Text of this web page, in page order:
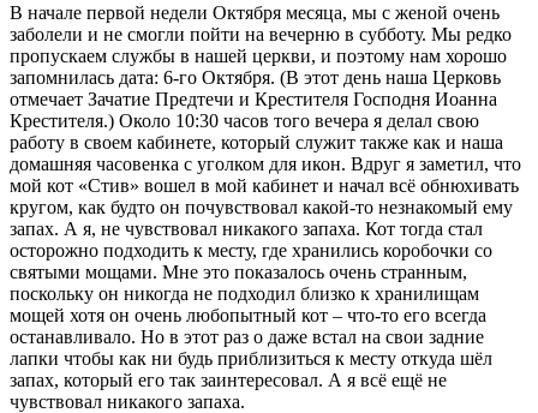
В начале первой недели Октября месяца, мы с женой очень
заболели и не смогли пойти на вечерню в субботу. Мы редко
пропускаем службы в нашей церкви, и поэтому нам хорошо
запомнилась дата: 6-го Октября. (В этот день наша Церковь
отмечает Зачатие Предтечи и Крестителя Господня Иоанна
Крестителя.) Около 10:30 часов того вечера я делал свою
работу в своем кабинете, который служит также как и наша
домашняя часовенка с уголком для икон. Вдруг я заметил, что
мой кот «Стив» вошел в мой кабинет и начал всё обнюхивать
кругом, как будто он почувствовал какой-то незнакомый ему
запах. А я, не чувствовал никакого запаха. Кот тогда стал
осторожно подходить к месту, где хранились коробочки со
святыми мощами. Мне это показалось очень странным,
поскольку он никогда не подходил близко к хранилищам
мощей хотя он очень любопытный кот – что-то его всегда
останавливало. Но в этот раз о даже встал на свои задние
лапки чтобы как ни будь приблизиться к месту откуда шёл
запах, который его так заинтересовал. А я всё ещё не
чувствовал никакого запаха.